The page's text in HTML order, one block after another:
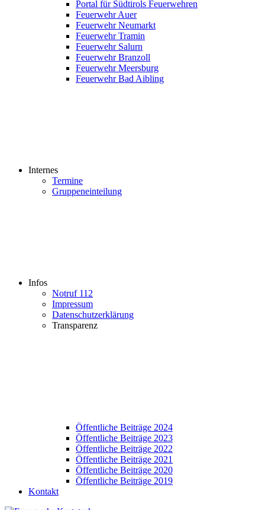
Portal für Südtirols Feuerwehren
Feuerwehr Auer
Feuerwehr Neumarkt
Feuerwehr Tramin
Feuerwehr Salurn
Feuerwehr Branzoll
Feuerwehr Meersburg
Feuerwehr Bad Aibling
Internes
Termine
Gruppeneinteilung
Infos
Notruf 112
Impressum
Datenschutzerklärung
Transparenz
Öffentliche Beiträge 2024
Öffentliche Beiträge 2023
Öffentliche Beiträge 2022
Öffentliche Beiträge 2021
Öffentliche Beiträge 2020
Öffentliche Beiträge 2019
Kontakt